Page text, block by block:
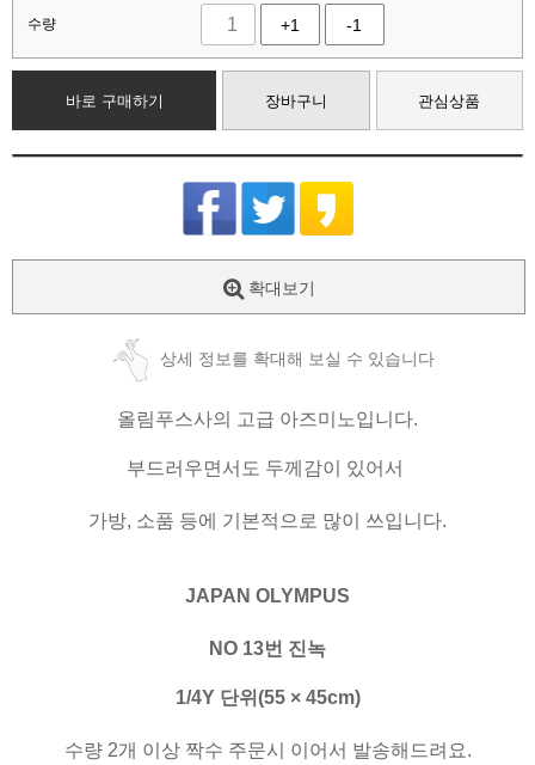
수량 +1 -1
바로 구매하기 장바구니 관심상품
확대보기
상세 정보를 확대해 보실 수 있습니다
올림푸스사의 고급 아즈미노입니다.
부드러우면서도 두께감이 있어서
가방, 소품 등에 기본적으로 많이 쓰입니다.
JAPAN OLYMPUS
NO 13번 진녹
1/4Y 단위(55 × 45cm)
수량 2개 이상 짝수 주문시 이어서 발송해드려요.